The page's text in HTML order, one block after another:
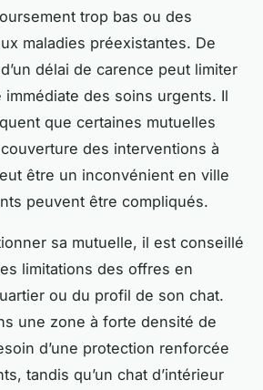
trop bas ou des
maladies préexistantes. De
délai de carence peut limiter
immédiate des soins urgents. Il
que certaines mutuelles
des interventions à
être un inconvénient en ville
peuvent être compliqués.
sa mutuelle, il est conseillé
limitations des offres en
ou du profil de son chat.
une zone à forte densité de
d’une protection renforcée
tandis qu’un chat d’intérieur